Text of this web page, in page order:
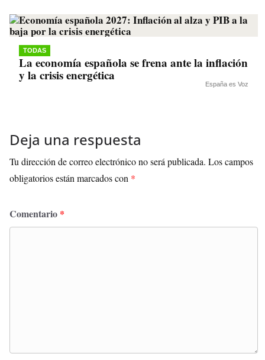
TODAS
La economía española se frena ante la inflación
y la crisis energética
España es Voz
Deja una respuesta
Tu dirección de correo electrónico no será publicada. Los campos
obligatorios están marcados con *
Comentario *